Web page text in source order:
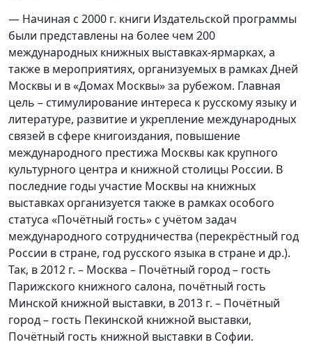
— Начиная с 2000 г. книги Издательской программы
были представлены на более чем 200
международных книжных выставках-ярмарках, а
также в мероприятиях, организуемых в рамках Дней
Москвы и в «Домах Москвы» за рубежом. Главная
цель – стимулирование интереса к русскому языку и
литературе, развитие и укрепление международных
связей в сфере книгоиздания, повышение
международного престижа Москвы как крупного
культурного центра и книжной столицы России. В
последние годы участие Москвы на книжных
выставках организуется также в рамках особого
статуса «Почётный гость» с учётом задач
международного сотрудничества (перекрёстный год
России в стране, год русского языка в стране и др.).
Так, в 2012 г. – Москва – Почётный город – гость
Парижского книжного салона, почётный гость
Минской книжной выставки, в 2013 г. – Почётный
город – гость Пекинской книжной выставки,
Почётный гость книжной выставки в Софии.